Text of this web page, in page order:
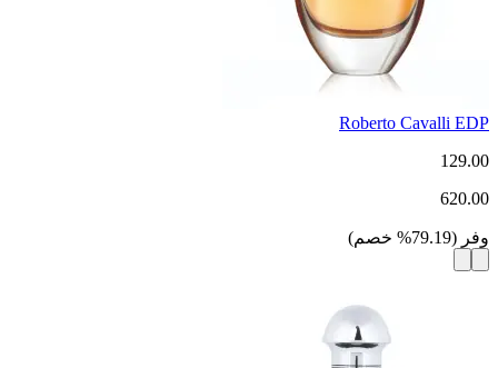
Roberto Cavalli EDP
129.00
620.00
وفر (
79.19
% خصم)